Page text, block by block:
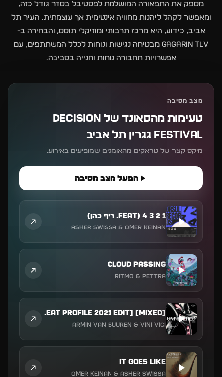
מספק את התפאורה המושלמת לפסטיבל בסדר גודל כזה,
ומאפשר לקהל ליהנות מחוויה אינטימית אך עוצמתית. העיר תל
אביב, כידוע, היא מרכז תרבותי ומוזיקלי תוסס, והבחירה ב-
Gagarin TLV מבטיחה נגישות ונוחות לכלל המשתתפים, עם
אפשרויות תחבורה נוחות וחנייה בסביבה.
מצב מסיבה
טעימות מהסאונד של DECISION
FESTIVAL גגרין תל אביב
מיקס קצר של טראקים מהאומנים שמופיעים באירוע.
הפעל מצב מסיבה
1 2 3 4 (feat. ריף כהן)
ASHER SWISSA & Omer Keinan
Cloud Passing
Ritmo & Pettra
Great Spirit (feat. Hilight Tribe) [Great Profile 2021 Edit] [Mixed]
Armin van Buuren & Vini Vici
It Goes Like
Omer Keinan & ASHER SWISSA